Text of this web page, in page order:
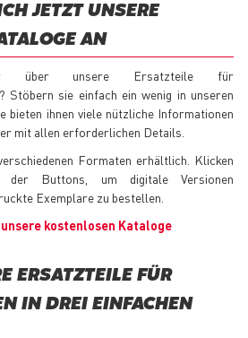
JETZT UNSERE
AN
über unsere Ersatzteile für
Stöbern sie einfach ein wenig in unseren
bieten ihnen viele nützliche Informationen
mit allen erforderlichen Details.
Formaten erhältlich. Klicken
Buttons, um digitale Versionen
Exemplare zu bestellen.
kostenlosen Kataloge
ERSATZTEILE FÜR
IN DREI EINFACHEN